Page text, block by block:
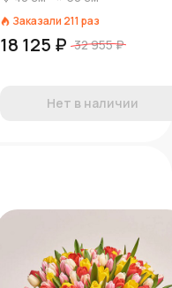
Заказали 211 раз
18 125 ₽ 32 955 ₽
Нет в наличии